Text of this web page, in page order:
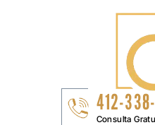
412-
Consulta